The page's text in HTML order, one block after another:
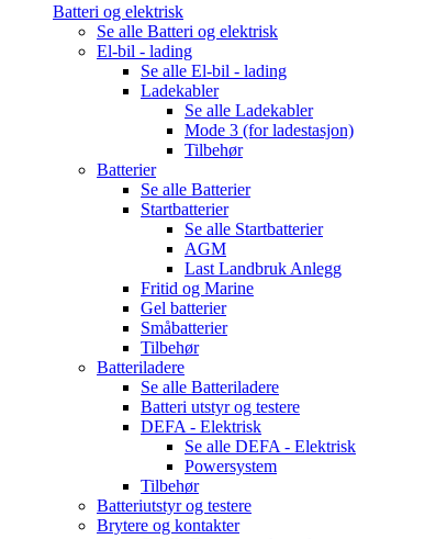
Batteri og elektrisk
Se alle Batteri og elektrisk
El-bil - lading
Se alle El-bil - lading
Ladekabler
Se alle Ladekabler
Mode 3 (for ladestasjon)
Tilbehør
Batterier
Se alle Batterier
Startbatterier
Se alle Startbatterier
AGM
Last Landbruk Anlegg
Fritid og Marine
Gel batterier
Småbatterier
Tilbehør
Batteriladere
Se alle Batteriladere
Batteri utstyr og testere
DEFA - Elektrisk
Se alle DEFA - Elektrisk
Powersystem
Tilbehør
Batteriutstyr og testere
Brytere og kontakter